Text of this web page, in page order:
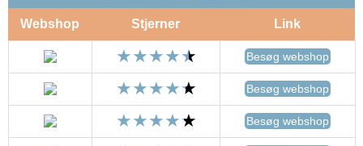
Webshop Stjerner Link
Besøg webshop
Besøg webshop
Besøg webshop